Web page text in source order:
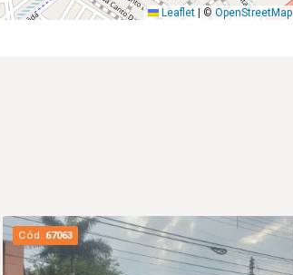
Leaflet © OpenStreetMap
Cód. 67063